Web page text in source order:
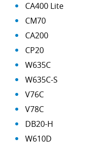
CA400 Lite
CM70
CA200
CP20
W635C
W635C-S
V76C
V78C
DB20-H
W610D